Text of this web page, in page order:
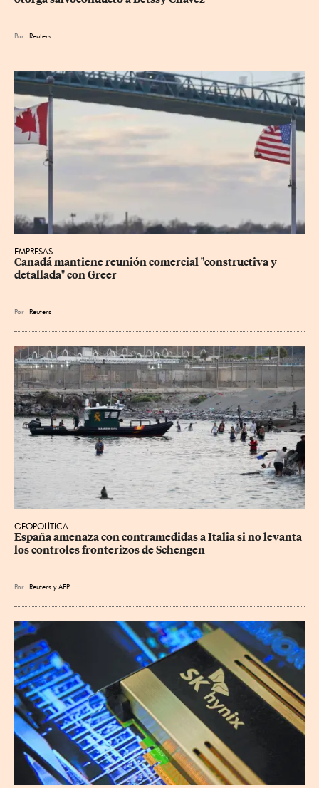
Por Reuters
EMPRESAS
Canadá mantiene reunión ‌comercial "constructiva y
detallada" con Greer
Por Reuters
GEOPOLÍTICA
España amenaza con contramedidas a Italia si no levanta
los controles fronterizos de Schengen
Por Reuters yAFP